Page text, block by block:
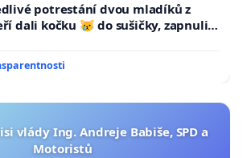
potrestání dvou mladíků z
dali kočku 😿 do sušičky, zapnuli ji
natočili.
vlády Ing. Andreje Babiše, SPD a
Motoristů